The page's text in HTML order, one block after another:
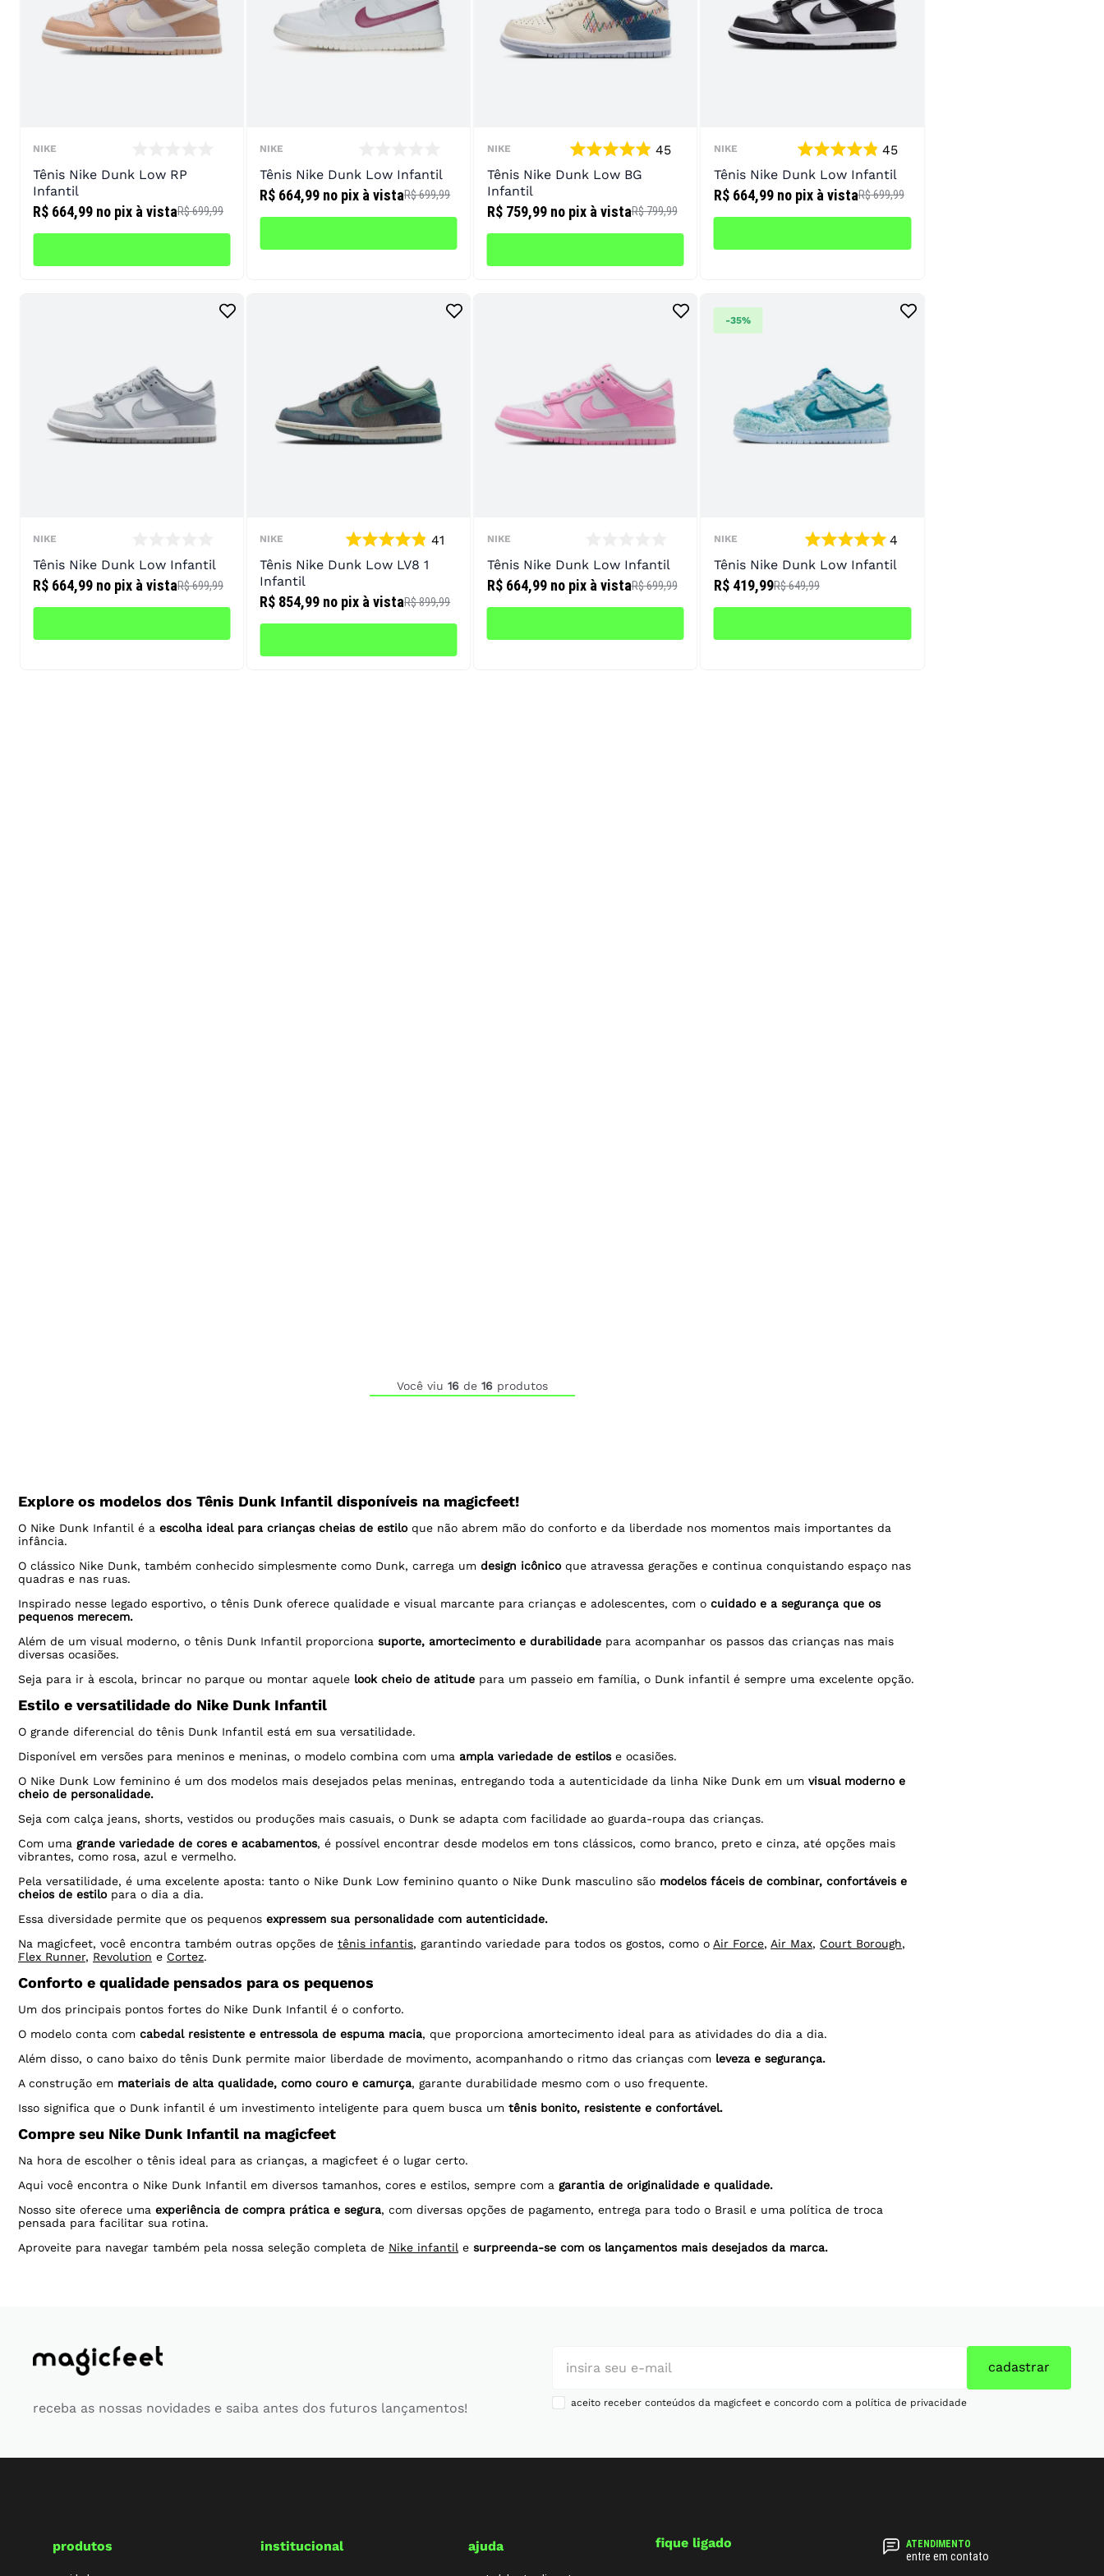
NIKE
Tênis Nike Dunk Low RP
Infantil
R$ 664,99 no pix à vistaR$ 699,99
NIKE
Tênis Nike Dunk Low Infantil
R$ 664,99 no pix à vistaR$ 699,99
NIKE
45
Tênis Nike Dunk Low BG
Infantil
R$ 759,99 no pix à vistaR$ 799,99
NIKE
45
Tênis Nike Dunk Low Infantil
R$ 664,99 no pix à vistaR$ 699,99
NIKE
Tênis Nike Dunk Low Infantil
R$ 664,99 no pix à vistaR$ 699,99
NIKE
41
Tênis Nike Dunk Low LV8 1
Infantil
R$ 854,99 no pix à vistaR$ 899,99
NIKE
Tênis Nike Dunk Low Infantil
R$ 664,99 no pix à vistaR$ 699,99
NIKE
4
Tênis Nike Dunk Low Infantil
R$ 419,99R$ 649,99
-35%
Você viu 16de 16produtos
Explore os modelos dos Tênis Dunk Infantil disponíveis na magicfeet!
O Nike Dunk Infantil é a escolha ideal para crianças cheias de estiloque não abrem mão do conforto e da liberdade nos momentos mais importantes da
infância.
O clássico Nike Dunk, também conhecido simplesmente como Dunk, carrega um design icônicoque atravessa gerações e continua conquistando espaço nas
quadras e nas ruas.
Inspirado nesse legado esportivo, o tênis Dunk oferece qualidade e visual marcante para crianças e adolescentes, com o cuidado e a segurança que os
pequenos merecem.
Além de um visual moderno, o tênis Dunk Infantil proporciona suporte, amortecimento e durabilidade para acompanhar os passos das crianças nas mais
diversas ocasiões.
Seja para ir à escola, brincar no parque ou montar aquele look cheio de atitude para um passeio em família, o Dunk infantil é sempre uma excelente opção.
Estilo e versatilidade do Nike Dunk Infantil
O grande diferencial do tênis Dunk Infantil está em sua versatilidade.
Disponível em versões para meninos e meninas, o modelo combina com uma ampla variedade de estilose ocasiões.
O Nike Dunk Low feminino é um dos modelos mais desejados pelas meninas, entregando toda a autenticidade da linha Nike Dunk em um visual moderno e
cheio de personalidade.
Seja com calça jeans, shorts, vestidos ou produções mais casuais, o Dunk se adapta com facilidade ao guarda-roupa das crianças.
Com uma grande variedade de cores e acabamentos, é possível encontrar desde modelos em tons clássicos, como branco, preto e cinza, até opções mais
vibrantes, como rosa, azul e vermelho.
Pela versatilidade, é uma excelente aposta: tanto o Nike Dunk Low feminino quanto o Nike Dunk masculino são modelos fáceis de combinar, confortáveis e
cheios de estilopara o dia a dia.
Essa diversidade permite que os pequenos expressem sua personalidade com autenticidade.
Na magicfeet, você encontra também outras opções de tênis infantis, garantindo variedade para todos os gostos, como o Air Force, Air Max, Court Borough,
Flex Runner, Revolution e Cortez.
Conforto e qualidade pensados para os pequenos
Um dos principais pontos fortes do Nike Dunk Infantil é o conforto.
O modelo conta com cabedal resistente e entressola de espuma macia, que proporciona amortecimento ideal para as atividades do dia a dia.
Além disso, o cano baixo do tênis Dunk permite maior liberdade de movimento, acompanhando o ritmo das crianças com leveza e segurança.
A construção em materiais de alta qualidade, como couro e camurça, garante durabilidade mesmo com o uso frequente.
Isso significa que o Dunk infantil é um investimento inteligente para quem busca um tênis bonito, resistente e confortável.
Compre seu Nike Dunk Infantil na magicfeet
Na hora de escolher o tênis ideal para as crianças, a magicfeet é o lugar certo.
Aqui você encontra o Nike Dunk Infantil em diversos tamanhos, cores e estilos, sempre com a garantia de originalidade e qualidade.
Nosso site oferece uma experiência de compra prática e segura, com diversas opções de pagamento, entrega para todo o Brasil e uma política de troca
pensada para facilitar sua rotina.
Aproveite para navegar também pela nossa seleção completa de Nike infantil e surpreenda-se com os lançamentos mais desejados da marca.
receba as nossas novidades e saiba antes dos futuros lançamentos!
cadastrar
aceito receber conteúdos da magicfeet e concordo com a política de privacidade
produtos institucional ajuda fique ligado
entre em contato
10º